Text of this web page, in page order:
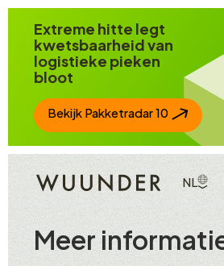
Extreme hitte legt
kwetsbaarheid van
logistieke pieken
bloot
Bekijk Pakketradar 10
NL
TOON
Meer